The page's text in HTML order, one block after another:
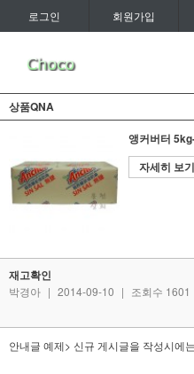
로그인 회원가입
상품QNA
앵커버터
자세히 보기
재고확인
박경아 | 2014-09-10 | 조회수 1601
안내글 예제> 신규 게시글을 작성시에